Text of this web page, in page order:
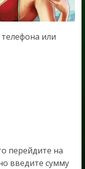
или
перейдите на
введите сумму